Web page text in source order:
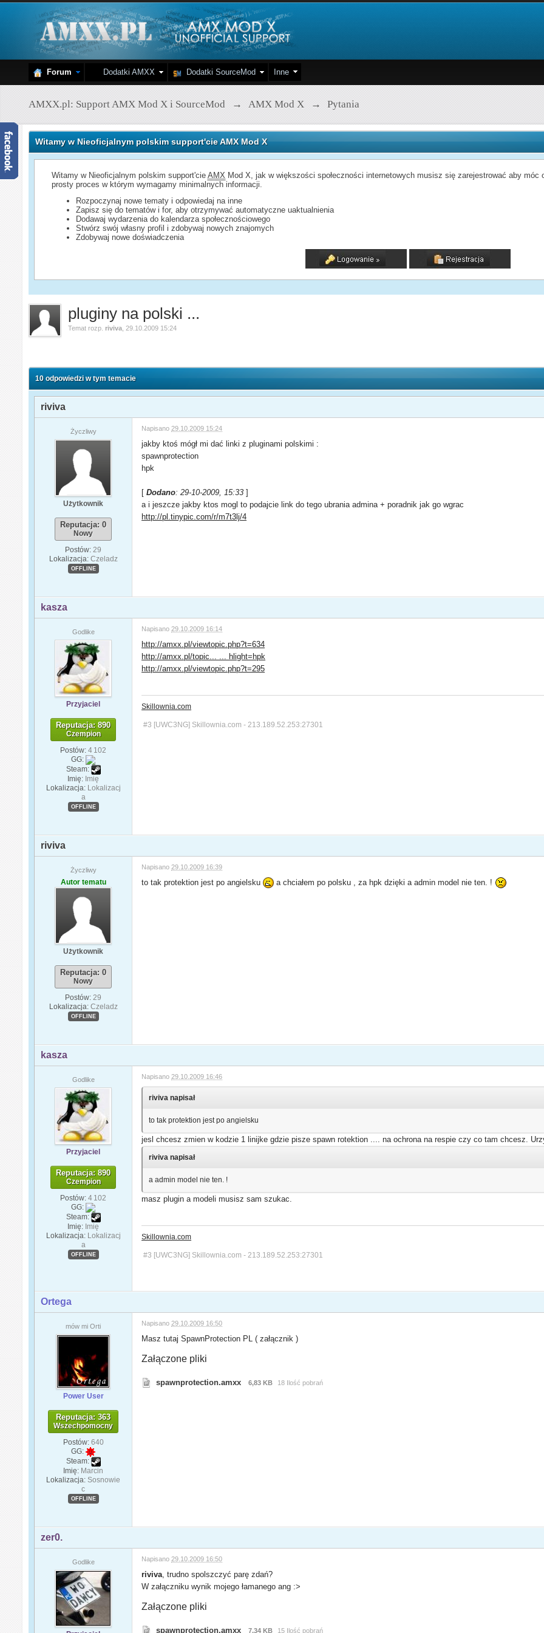
Forum Dodatki AMXX Dodatki SourceMod Inne
AMXX.pl: Support AMX Mod X i SourceMod → AMX Mod X → Pytania
Witamy w Nieoficjalnym polskim support'cie AMX Mod X
Witamy w Nieoficjalnym polskim support'cieAMX Mod X, jak w większości społeczności internetowych musisz się zarejestrować aby
prosty proces w którym wymagamy minimalnych informacji.
Rozpoczynaj nowe tematy i odpowiedaj na inne
Zapisz się do tematów i for, aby otrzymywać automatyczne uaktualnienia
Dodawaj wydarzenia do kalendarza społecznościowego
Stwórz swój własny profil i zdobywaj nowych znajomych
Zdobywaj nowe doświadczenia
pluginy na polski ...
Temat rozp.riviva 29.10.2009 15:24
10 odpowiedzi w tym temacie
riviva
Życzliwy
Użytkownik
Reputacja: 0
Nowy
Postów: 29
Lokalizacja: Czeladz
OFFLINE
Napisano 29.10.2009 15:24
jakby ktoś mógł mi dać linki z pluginami polskimi :
spawnprotection
hpk
[Dodano: 29-10-2009, 15:33 ]
a i jeszcze jakby ktos mogl to podajcie link do tego ubrania admina + poradnik jak go wgrac
http://pl.tinypic.com/r/m7t3lj/4
kasza
Godlike
Przyjaciel
Reputacja: 890
Czempion
Postów: 4 102
GG:
Steam:
Imię: Imię
Lokalizacja: Lokalizacj
a
OFFLINE
Napisano 29.10.2009 16:14
http://amxx.pl/viewtopic.php?t=634
http://amxx.pl/topic... ... hlight=hpk
http://amxx.pl/viewtopic.php?t=295
Skillownia.com
#3 [UWC3NG] Skillownia.com - 213.189.52.253:27301
riviva
Życzliwy
Autor tematu
Użytkownik
Reputacja: 0
Nowy
Postów: 29
Lokalizacja: Czeladz
OFFLINE
Napisano 29.10.2009 16:39
to tak protektion jest po angielsku a chciałem po polsku , za hpk dzięki a admin model nie ten. !
kasza
Godlike
Przyjaciel
Reputacja: 890
Czempion
Postów: 4 102
GG:
Steam:
Imię: Imię
Lokalizacja: Lokalizacj
a
OFFLINE
Napisano 29.10.2009 16:46
riviva napisał
to tak protektion jest po angielsku
jesl chcesz zmien w kodzie 1 linijke gdzie pisze spawn rotektion .... na ochrona na respie czy co tam chcesz.
riviva napisał
a admin model nie ten. !
masz plugin a modeli musisz sam szukac.
Skillownia.com
#3 [UWC3NG] Skillownia.com - 213.189.52.253:27301
Ortega
mów mi Orti
Power User
Reputacja: 363
Wszechpomocny
Postów: 640
GG:
Steam:
Imię: Marcin
Lokalizacja: Sosnowie
c
OFFLINE
Napisano 29.10.2009 16:50
Masz tutaj SpawnProtection PL ( załącznik )
Załączone pliki
spawnprotection.amxx 6,83 KB 18 Ilość pobrań
zer0.
Godlike Napisano 29.10.2009 16:50
riviva , trudno spolszczyć parę zdań?
W załączniku wynik mojego łamanego ang :>
Załączone pliki
spawnprotection.amxx 7,34 KB 15 Ilość pobrań